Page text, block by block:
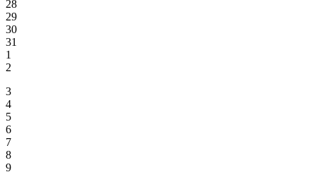
28
29
30
31
1
2
3
4
5
6
7
8
9